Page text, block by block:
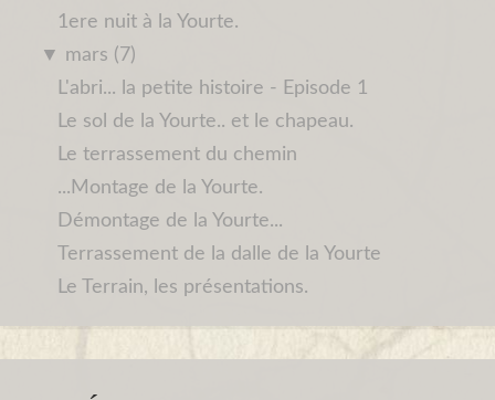
1ere nuit à la Yourte.
▼ mars (7)
L'abri... la petite histoire - Episode 1
Le sol de la Yourte.. et le chapeau.
Le terrassement du chemin
...Montage de la Yourte.
Démontage de la Yourte...
Terrassement de la dalle de la Yourte
Le Terrain, les présentations.